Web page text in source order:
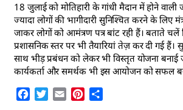
18 जुलाई को मोतिहारी के गांधी मैदान में होने
ज्यादा लोगों की भागीदारी सुनिश्चित करने के लिए
जाकर लोगों को आमंत्रण पत्र बांट रही हैं। बताते
प्रशासनिक स्तर पर भी तैयारियां तेज़ कर दी गई हैं।
साथ भीड़ प्रबंधन को लेकर भी विस्तृत योजना बनाई
कार्यकर्ता और समर्थक भी इस आयोजन को सफल
Facebook
Twitter
Email Pinterest